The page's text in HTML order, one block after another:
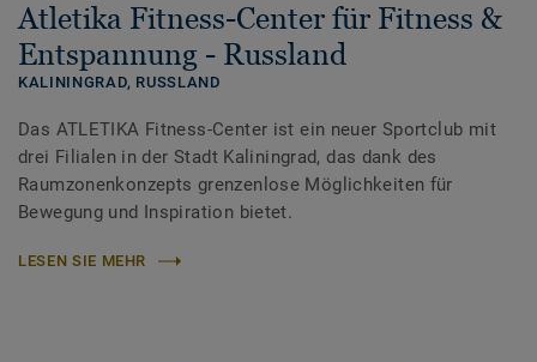
Atletika Fitness-Center für Fitness &
Entspannung - Russland
KALININGRAD, RUSSLAND
Das ATLETIKA Fitness-Center ist ein neuer Sportclub mit
drei Filialen in der Stadt Kaliningrad, das dank des
Raumzonenkonzepts grenzenlose Möglichkeiten für
Bewegung und Inspiration bietet.
LESEN SIE MEHR